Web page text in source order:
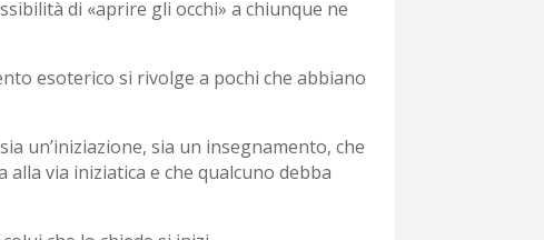
di «aprire gli occhi» a chiunque ne
esoterico si rivolge a pochi che abbiano
un’iniziazione, sia un insegnamento, che
alla via iniziatica e che qualcuno debba